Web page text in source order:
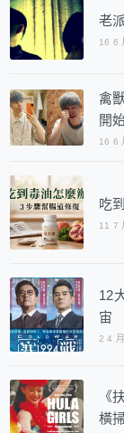
老
16 6
禽
開
16 6
吃
11 7
12
宙
2 4
《
橫